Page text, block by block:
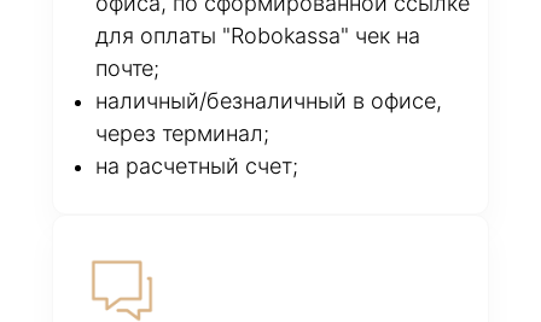
для оплаты "Robokassa" чек на
почте;
наличный/безналичный в офисе,
через терминал;
на расчетный счет;